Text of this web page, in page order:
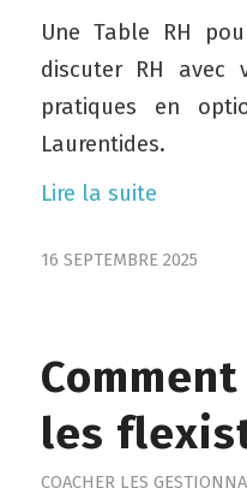
Une Table RH
discuter RH avec
pratiques en
Laurentides.
Lire la suite
16 SEPTEMBRE 2025
les
COACHER LES